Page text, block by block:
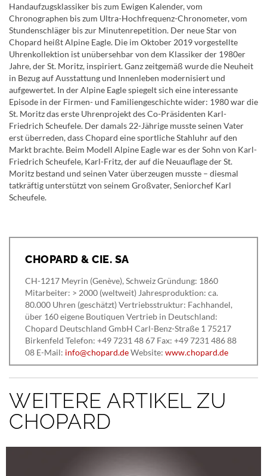
Handaufzugsklassiker bis zum Ewigen Kalender, vom
Chronographen bis zum Ultra-Hochfrequenz-Chronometer, vom
Stundenschläger bis zur Minutenrepetition. Der neue Star von
Chopard heißt Alpine Eagle. Die im Oktober 2019 vorgestellte
Uhrenkollektion ist unübersehbar von dem Klassiker der 1980er
Jahre, der St. Moritz, inspiriert. Ganz zeitgemäß wurde die Neuheit
in Bezug auf Ausstattung und Innenleben modernisiert und
aufgewertet. In der Alpine Eagle spiegelt sich eine interessante
Episode in der Firmen- und Familiengeschichte wider: 1980 war die
St. Moritz das erste Uhrenprojekt des Co-Präsidenten Karl-
Friedrich Scheufele. Der damals 22-Jährige musste seinen Vater
erst überreden, dass Chopard eine sportliche Stahluhr auf den
Markt brachte. Beim Modell Alpine Eagle war es der Sohn von Karl-
Friedrich Scheufele, Karl-Fritz, der auf die Neuauflage der St.
Moritz bestand und seinen Vater überzeugen musste – diesmal
tatkräftig unterstützt von seinem Großvater, Seniorchef Karl
Scheufele.
CHOPARD & CIE. SA
CH-1217 Meyrin (Genève), Schweiz Gründung: 1860
Mitarbeiter: > 2000 (weltweit) Jahresproduktion: ca.
80.000 Uhren (geschätzt) Vertriebsstruktur: Fachhandel,
über 160 eigene Boutiquen Vertrieb in Deutschland:
Chopard Deutschland GmbH Carl-Benz-Straße 1 75217
Birkenfeld Telefon: +49 7231 48 67 Fax: +49 7231 486 88
08 E-Mail: info@chopard.deWebsite: www.chopard.de
WEITERE ARTIKEL ZU
CHOPARD